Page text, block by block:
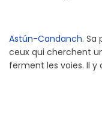
Astún-Candanch. Sa
ceux qui cherchent
ferment les voies. Il y